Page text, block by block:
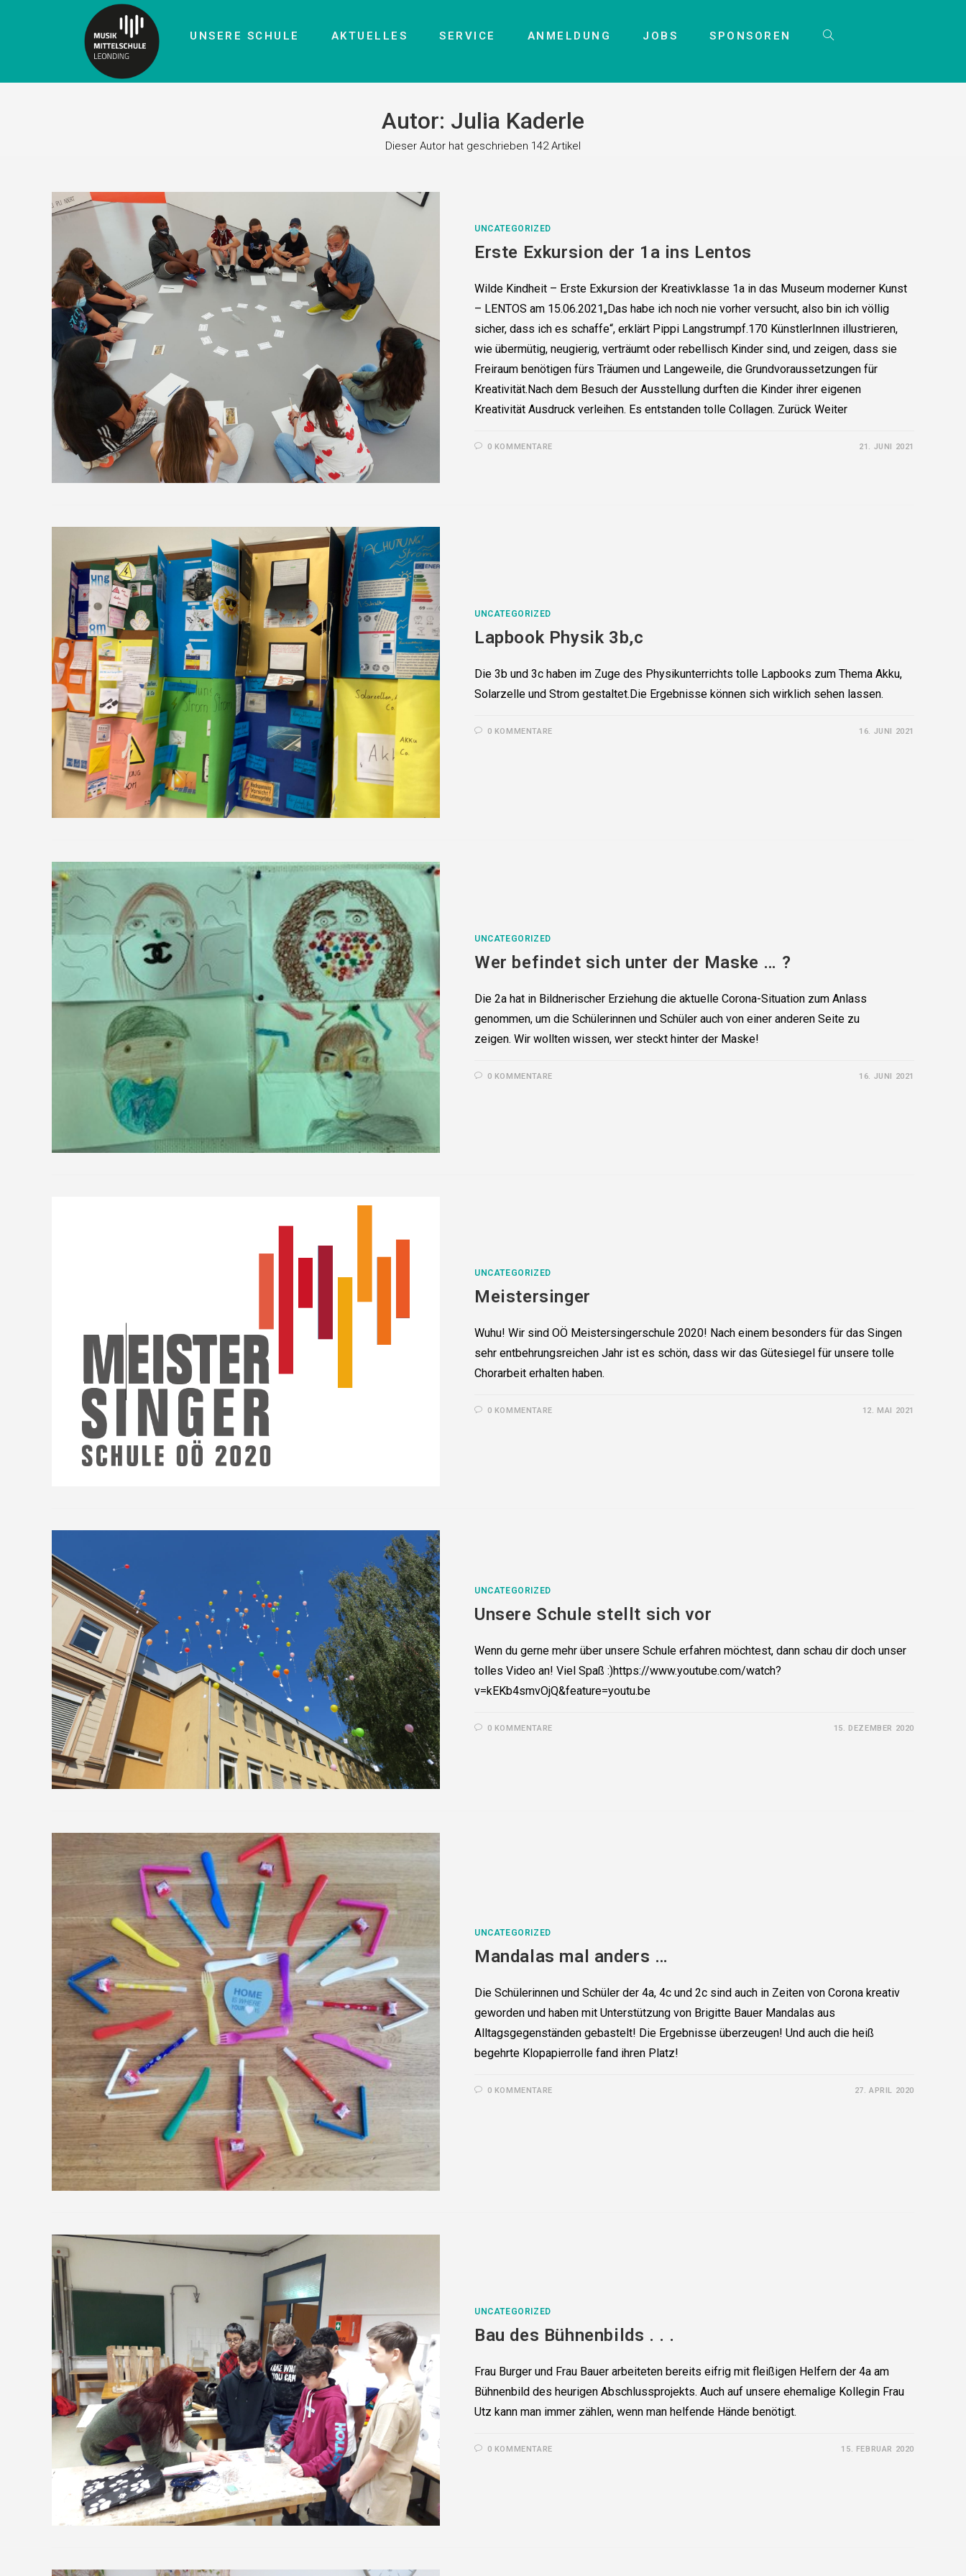
UNSERE SCHULE AKTUELLES SERVICE ANMELDUNG JOBS SPONSOREN
Autor: Julia Kaderle
Dieser Autor hat geschrieben 142 Artikel
UNCATEGORIZED
Erste Exkursion der 1a ins Lentos
Wilde Kindheit – Erste Exkursion der Kreativklasse 1a in das Museum moderner Kunst
– LENTOS am 15.06.2021„Das habe ich noch nie vorher versucht, also bin ich völlig
sicher, dass ich es schaffe“, erklärt Pippi Langstrumpf.170 KünstlerInnen illustrieren,
wie übermütig, neugierig, verträumt oder rebellisch Kinder sind, und zeigen, dass sie
Freiraum benötigen fürs Träumen und Langeweile, die Grundvoraussetzungen für
Kreativität.Nach dem Besuch der Ausstellung durften die Kinder ihrer eigenen
Kreativität Ausdruck verleihen. Es entstanden tolle Collagen. Zurück Weiter
0 KOMMENTARE 21. JUNI 2021
UNCATEGORIZED
Lapbook Physik 3b,c
Die 3b und 3c haben im Zuge des Physikunterrichts tolle Lapbooks zum Thema Akku,
Solarzelle und Strom gestaltet.Die Ergebnisse können sich wirklich sehen lassen.
0 KOMMENTARE 16. JUNI 2021
UNCATEGORIZED
Wer befindet sich unter der Maske … ?
Die 2a hat in Bildnerischer Erziehung die aktuelle Corona-Situation zum Anlass
genommen, um die Schülerinnen und Schüler auch von einer anderen Seite zu
zeigen. Wir wollten wissen, wer steckt hinter der Maske!
0 KOMMENTARE 16. JUNI 2021
UNCATEGORIZED
Meistersinger
Wuhu! Wir sind OÖ Meistersingerschule 2020! Nach einem besonders für das Singen
sehr entbehrungsreichen Jahr ist es schön, dass wir das Gütesiegel für unsere tolle
Chorarbeit erhalten haben.
0 KOMMENTARE 12. MAI 2021
UNCATEGORIZED
Unsere Schule stellt sich vor
Wenn du gerne mehr über unsere Schule erfahren möchtest, dann schau dir doch unser
tolles Video an! Viel Spaß :)https://www.youtube.com/watch?
v=kEKb4smvOjQ&feature=youtu.be
0 KOMMENTARE 15. DEZEMBER 2020
UNCATEGORIZED
Mandalas mal anders …
Die Schülerinnen und Schüler der 4a, 4c und 2c sind auch in Zeiten von Corona kreativ
geworden und haben mit Unterstützung von Brigitte Bauer Mandalas aus
Alltagsgegenständen gebastelt! Die Ergebnisse überzeugen! Und auch die heiß
begehrte Klopapierrolle fand ihren Platz!
0 KOMMENTARE 27. APRIL 2020
UNCATEGORIZED
Bau des Bühnenbilds . . .
Frau Burger und Frau Bauer arbeiteten bereits eifrig mit fleißigen Helfern der 4a am
Bühnenbild des heurigen Abschlussprojekts. Auch auf unsere ehemalige Kollegin Frau
Utz kann man immer zählen, wenn man helfende Hände benötigt.
0 KOMMENTARE 15. FEBRUAR 2020